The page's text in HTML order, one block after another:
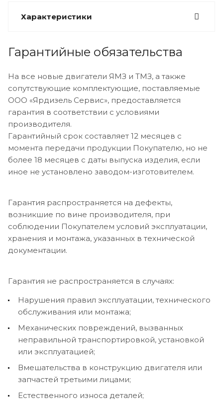
Характеристики
Гарантийные обязательства
На все новые двигатели ЯМЗ и ТМЗ, а также
сопутствующие комплектующие, поставляемые
ООО «Ярдизель Сервис», предоставляется
гарантия в соответствии с условиями
производителя.
Гарантийный срок составляет 12 месяцев с
момента передачи продукции Покупателю, но не
более 18 месяцев с даты выпуска изделия, если
иное не установлено заводом-изготовителем.
Гарантия распространяется на дефекты,
возникшие по вине производителя, при
соблюдении Покупателем условий эксплуатации,
хранения и монтажа, указанных в технической
документации.
Гарантия не распространяется в случаях:
Нарушения правил эксплуатации, технического
обслуживания или монтажа;
Механических повреждений, вызванных
неправильной транспортировкой, установкой
или эксплуатацией;
Вмешательства в конструкцию двигателя или
запчастей третьими лицами;
Естественного износа деталей;